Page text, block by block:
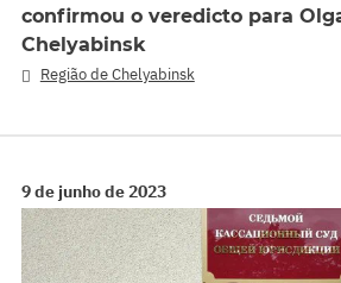
confirmou o veredicto para
Chelyabinsk
Região de Chelyabinsk
9 de junho de 2023